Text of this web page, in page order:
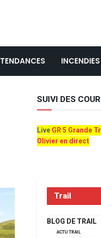
TENDANCES INCENDIES
SUIVI DES
LiveGR 5 Grande
Olivier en direct
Trail
BLOG DE TRAIL
ACTU TRAIL